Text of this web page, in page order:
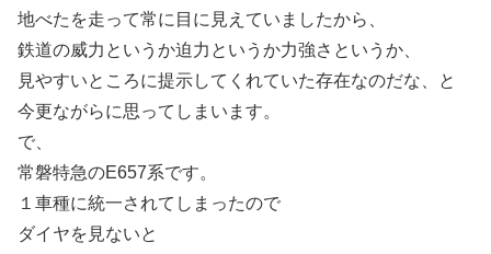
地べたを走って常に目に見えていましたから、
鉄道の威力というか迫力というか力強さというか、
見やすいところに提示してくれていた存在なのだな、と
今更ながらに思ってしまいます。
で、
常磐特急のE657系です。
１車種に統一されてしまったので
ダイヤを見ないと